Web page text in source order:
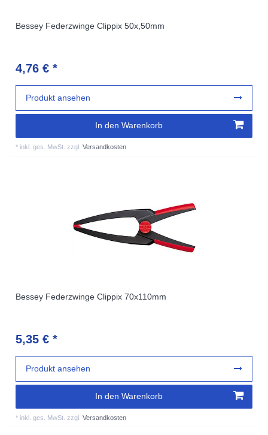
Bessey Federzwinge Clippix 50x,50mm
4,76 € *
In den Warenkorb
* inkl. ges. MwSt. zzgl.Versandkosten
Produkt ansehen
Bessey Federzwinge Clippix 70x110mm
5,35 € *
In den Warenkorb
* inkl. ges. MwSt. zzgl.Versandkosten
Produkt ansehen